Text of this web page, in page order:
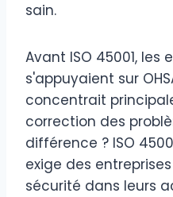
sain.
Avant ISO 45001, les
s'appuyaient sur
concentrait
correction des
différence ? ISO
exige des
sécurité dans leurs